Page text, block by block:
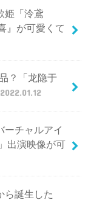
姫「泠鳶
』が可愛くて
？「龙隐于
2022.01.12
ーチャルアイ
出演映像が可
ら誕生した